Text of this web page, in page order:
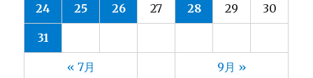
24 25 26 27 28 29 30
31
« 7月 9月 »